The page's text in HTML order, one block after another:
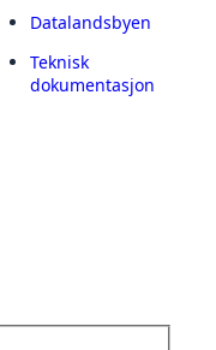
Datalandsbyen
Teknisk
dokumentasjon